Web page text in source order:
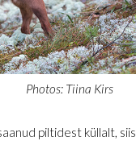
Photos: Tiina Kirs
piltidest küllalt, siis